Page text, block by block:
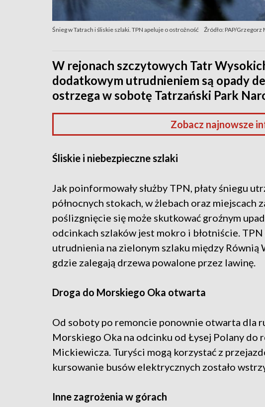
Śnieg w Tatrach i śliskie szlaki. TPN apeluje o ostrożność Źródło: PAP/Grzegorz
W rejonach szczytowych Tatr
dodatkowym utrudnieniem są opady
ostrzega w sobotę Tatrzański Park
Zobacz najnowsze
Śliskie i niebezpieczne szlaki
Jak poinformowały służby TPN, płaty śniegu
północnych stokach, w żlebach oraz miejscach
poślizgnięcie się może skutkować groźnym
odcinkach szlaków jest mokro i błotniście.
utrudnienia na zielonym szlaku między Równią
gdzie zalegają drzewa powalone przez lawinę.
Droga do Morskiego Oka otwarta
Od soboty po remoncie ponownie otwarta dla
Morskiego Oka na odcinku od Łysej Polany
Mickiewicza. Turyści mogą korzystać z
kursowanie busów elektrycznych zostało
Inne zagrożenia w górach